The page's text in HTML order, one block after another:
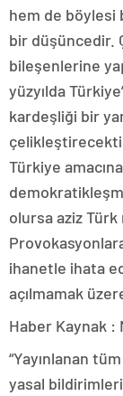
hem de böylesi
bir düşüncedir.
bileşenlerine
yüzyılda
kardeşliği bir
Türkiye
olursa aziz
ihanetle ihata
açılmamak
Haber Kaynak :
“Yayınlanan
yasal